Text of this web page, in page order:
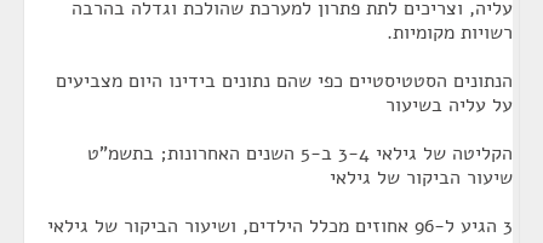
עליה, וצריכים לתת פתרון למערכת שהולכת וגדלה בהרבה
רשויות מקומיות.
הנתונים הסטטיסטיים כפי שהם נתונים בידינו היום מצביעים
על עליה בשיעור
הקליטה של גילאי 3-4 ב-5 השנים האחרונות; בתשמ"ט
שיעור הביקור של גילאי
3 הגיע ל-96 אחוזים מכלל הילדים, ושיעור הביקור של גילאי